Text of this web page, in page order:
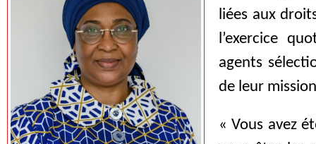
liées aux
l’exercice
agents
de leur
« Vous avez